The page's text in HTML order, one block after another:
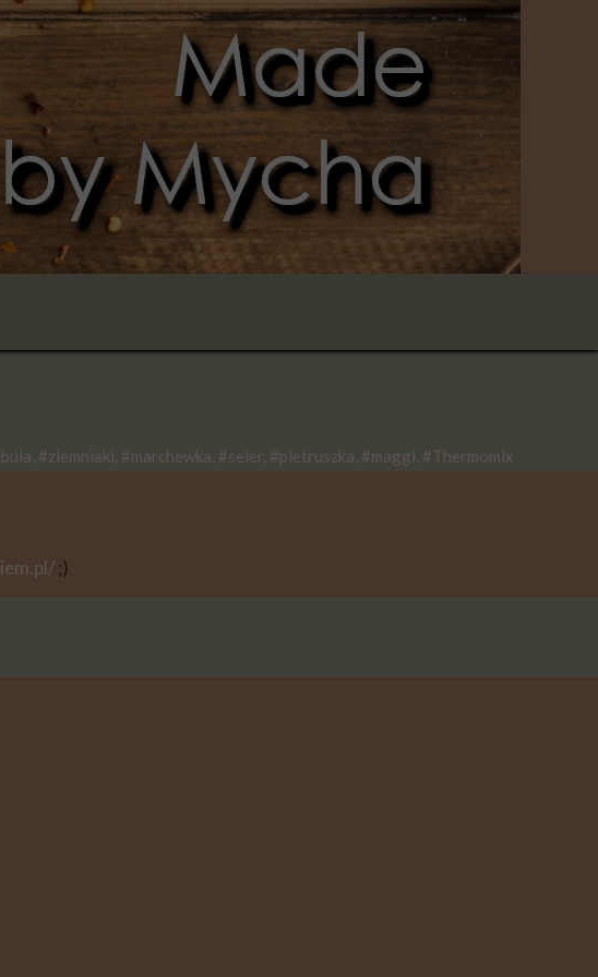
#ziemniaki, #marchewka, #seler, #pietruszka, #maggi, #Thermomix
;)